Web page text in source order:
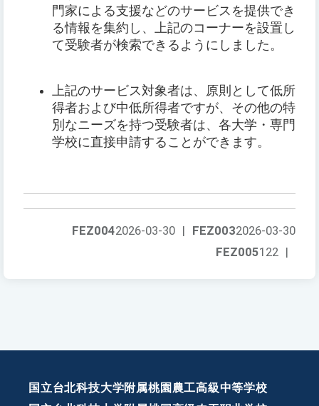
門家による支援などのサービスを提供でき
る情報を集約し、上記のコーナーを設置し
て受験者が検索できるようにしました。
上記のサービス対象者は、原則として低所
得者および中低所得者ですが、その他の特
別なニーズを持つ受験者は、各大学・専門
学校に直接申請することができます。
FEZ0032026-03-30
FEZ0042026-03-30 |
FEZ005122 |
国立台北科技大学附属桃園農工高級中等学校